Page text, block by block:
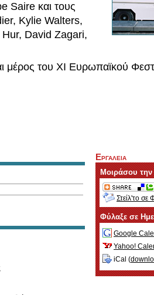
Saire και τους
Kylie Walters,
David Zagari,
μέρος του ΧΙ Ευρωπαϊκού
Εργαλεια
Μοιράσου
Στείλ'το σε
Φύλαξε σε
Google
Yahoo!
iCal (